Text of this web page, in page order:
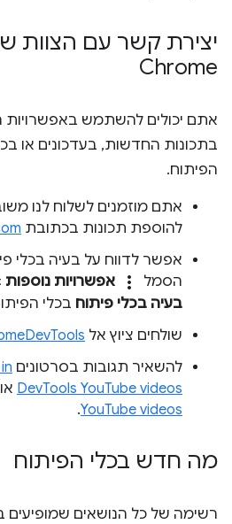
יצירת קשר עם הצוות
Chrome
אתם יכולים להשתמש באפשרויות
בתכונות החדשות, בעדכונים או
הפיתוח.
אתם מוזמנים לשלוח לנו
להוספת תכונות בכתובת
אפשר לדווח על בעיה בכלי
הסמל
more_vert אפשרויות נוספות
בעיה בכלי פיתוח בכלי
שולחים ציוץ אל
להשאיר תגובות בסרטונים
DevTools YouTube videos או
YouTube videos
.
מה חדש בכלי הפיתוח
רשימה של כל הנושאים